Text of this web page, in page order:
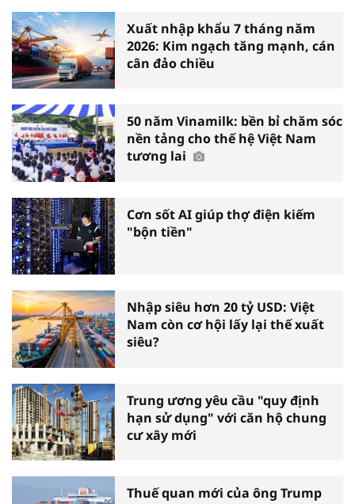
Xuất nhập khẩu 7 tháng năm
2026: Kim ngạch tăng mạnh, cán
cân đảo chiều
50 năm Vinamilk: bền bỉ chăm sóc
nền tảng cho thế hệ Việt Nam
tương lai
Cơn sốt AI giúp thợ điện kiếm
"bộn tiền"
Nhập siêu hơn 20 tỷ USD: Việt
Nam còn cơ hội lấy lại thế xuất
siêu?
Trung ương yêu cầu "quy định
hạn sử dụng" với căn hộ chung
cư xây mới
Thuế quan mới của ông Trump